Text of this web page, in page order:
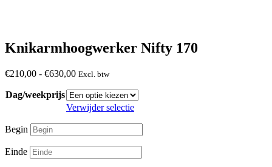
Knikarmhoogwerker Nifty 170
€210,00 - €630,00Prijsklasse:
tot
€630,00
Excl. btw
Dag/weekprijs
Verwijder selectie
Begin
Einde